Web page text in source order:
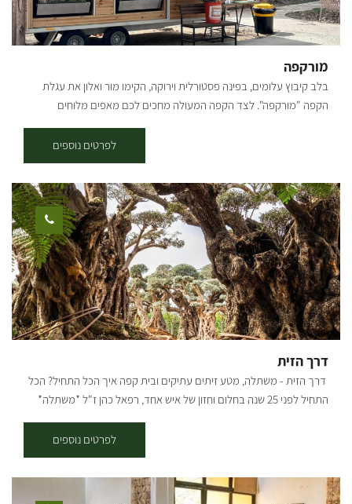
מורקפה
בלב קיבוץ עלומים, בפינה פסטורלית וירוקה, הקימו מור ואלון את עגלת
הקפה "מורקפה". לצד הקפה המעולה מחכים לכם מאפים מלוחים
לעוד ביס. הכול תוצרת בית, הכול בידיים של מור. חצר הראשונים, קיבוץ
עלומים. העגלה פתוחה בימי חמישי ושישי בשעות 8:30-13:30 ניתן לתאם
מראש ארוחות לקבוצות, אירועים פרטיים, איסוף של מגשי אירוח ואפילו
סדנאות. [gallery columns="5"
ids="29859,29857,29851,29863,29861,28733,28737,28747,28749,28
755,28757,28759,28767,28769,28771"]
לפרטים נוספים
דרך הזית
דרך הזית - משתלה, מטע זיתים עתיקים ובית קפה איך הכל התחיל? הכל
התחיל לפני 25 שנה בחלום וחזון של איש אחד, רפאל כהן ז"ל *משתלה*
תמיר שהיה אחרי שירות צבאי לנהל את המשתלה. עם חזון ואמונה הקים
תמיר משתלה שמגדלת צמחים ומשווקת למשתלות בכל רחבי הארץ.. לפני
כשמונה שנים כאשר רצה לקנות עץ זית לביתו, פיתח תמיר אהבה לעצי
הזית, והחל באוסף עצי הזית, שהפך לאוסף הגדול בארץ! עם התפרצות
לפרטים נוספים